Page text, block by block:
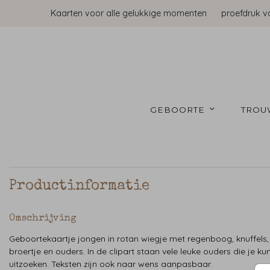
Kaarten voor alle gelukkige momenten proefdruk
GEBOORTE
Productinformatie
Omschrijving
Geboortekaartje jongen in rotan wiegje met regenboog, knuffels,
broertje en ouders. In de clipart staan vele leuke ouders die je
uitzoeken. Teksten zijn ook naar wens aanpasbaar.